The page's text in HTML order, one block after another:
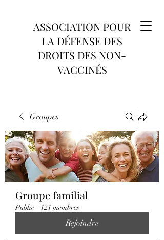
ASSOCIATION POUR
LA DÉFENSE DES
DROITS DES NON-
VACCINÉS
Groupes
Groupe familial
Public · 121 membres
Rejoindre